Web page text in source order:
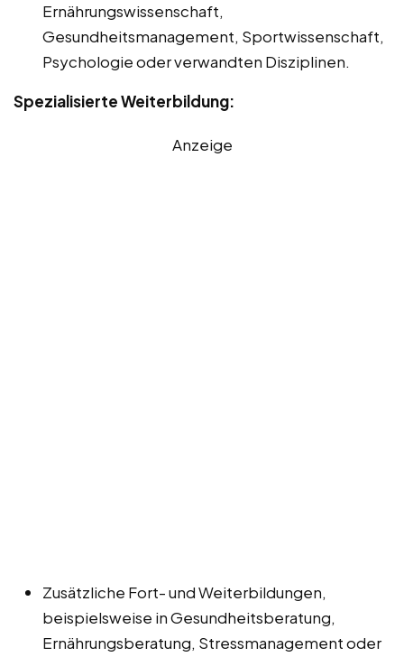
Ernährungswissenschaft,
Gesundheitsmanagement, Sportwissenschaft,
Psychologie oder verwandten Disziplinen.
Spezialisierte Weiterbildung:
Anzeige
Zusätzliche Fort- und Weiterbildungen,
beispielsweise in Gesundheitsberatung,
Ernährungsberatung, Stressmanagement oder